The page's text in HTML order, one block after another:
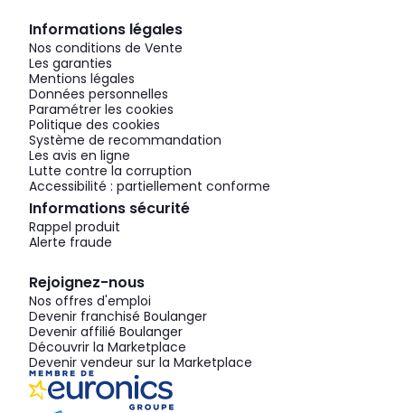
Informations légales
Nos conditions de Vente
Les garanties
Mentions légales
Données personnelles
Paramétrer les cookies
Politique des cookies
Système de recommandation
Les avis en ligne
Lutte contre la corruption
Accessibilité : partiellement conforme
Informations sécurité
Rappel produit
Alerte fraude
Rejoignez-nous
Nos offres d'emploi
Devenir franchisé Boulanger
Devenir affilié Boulanger
Découvrir la Marketplace
Devenir vendeur sur la Marketplace